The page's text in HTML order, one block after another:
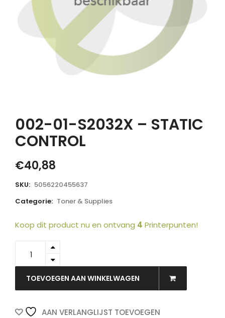
002-01-S2032X – STATIC
CONTROL
€40,88
SKU: 5056220455637
Categorie: Toner & Supplies
Koop dit product nu en ontvang 4 Printerpunten!
S2032X
STATIC
quantity
TOEVOEGEN AAN WINKELWAGEN
AAN VERLANGLIJST TOEVOEGEN